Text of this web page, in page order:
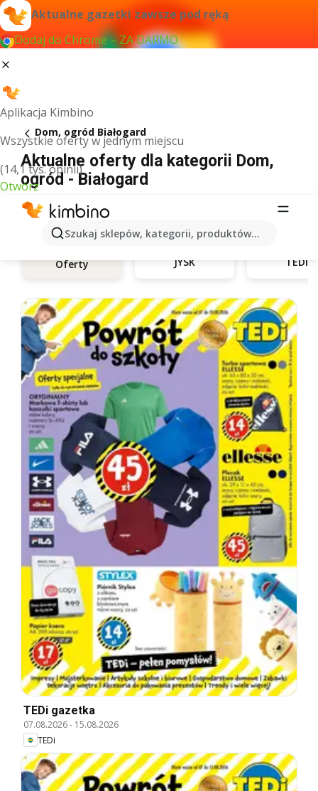
Aktualne gazetki zawsze pod ręką
Dodaj do Chrome – ZA DARMO
Aplikacja Kimbino
Wszystkie oferty w jednym miejscu
(14,1 tys. opinii)
Otwórz
Szukaj sklepów, kategorii, produktów...
Dom, ogród Białogard
Aktualne oferty dla kategorii Dom,
ogród - Białogard
Oferty JYSK TEDi
TEDi gazetka
07.08.2026- 15.08.2026
TEDi